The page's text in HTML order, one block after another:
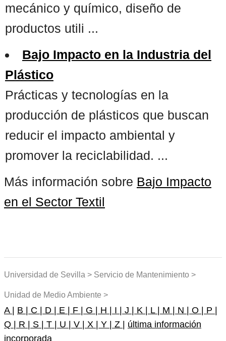
mecánico y químico, diseño de
productos utili ...
Bajo Impacto en la Industria del
Plástico
Prácticas y tecnologías en la
producción de plásticos que buscan
reducir el impacto ambiental y
promover la reciclabilidad. ...
Más información sobre Bajo Impacto
en el Sector Textil
Universidad de Sevilla > Servicio de Mantenimiento >
Unidad de Medio Ambiente >
A | B | C | D | E | F | G | H | I | J | K | L | M | N | O | P |
Q | R | S | T | U | V | X | Y | Z | última información
incorporada